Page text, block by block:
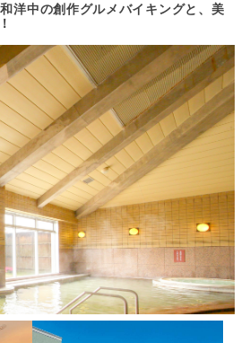
洋中の創作グルメバイキングと、美